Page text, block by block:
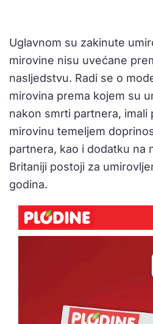
Uglavnom su zakinute
mirovine nisu uvećane
nasljedstvu. Radi se o
mirovina prema kojem su
nakon smrti partnera, imali
mirovinu temeljem
partnera, kao i dodatku na
Britaniji postoji za
godina.